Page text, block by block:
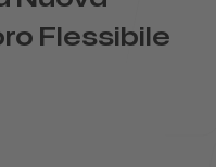
Flessibile